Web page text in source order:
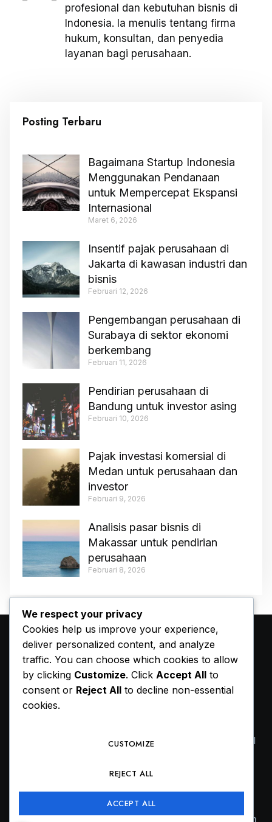
profesional dan kebutuhan bisnis di
Indonesia. Ia menulis tentang firma
hukum, konsultan, dan penyedia
layanan bagi perusahaan.
Posting Terbaru
Bagaimana Startup Indonesia
Menggunakan Pendanaan
untuk Mempercepat Ekspansi
Internasional
Maret 6, 2026
Insentif pajak perusahaan di
Jakarta di kawasan industri dan
bisnis
Februari 12, 2026
Pengembangan perusahaan di
Surabaya di sektor ekonomi
berkembang
Februari 11, 2026
Pendirian perusahaan di
Bandung untuk investor asing
Februari 10, 2026
Pajak investasi komersial di
Medan untuk perusahaan dan
investor
Februari 9, 2026
Analisis pasar bisnis di
Makassar untuk pendirian
perusahaan
Februari 8, 2026
untuk sekolah, universitas, dan layanan profesional
Kontak Peta situs Tim Pemberitahuan hukum
We respect your privacy
Cookies help us improve your experience,
deliver personalized content, and analyze
traffic. You can choose which cookies to allow
by clicking Customize. Click Accept All to
consent or Reject All to decline non-essential
cookies.
CUSTOMIZE
REJECT ALL
ACCEPT ALL